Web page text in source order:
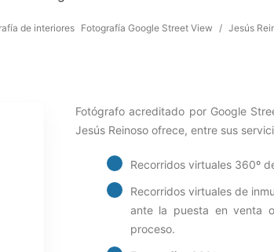
de interiores Fotografía Google Street View / Jesús
Fotógrafo acreditado por Google
Jesús Reinoso ofrece, entre sus
Recorridos virtuales 360º
Recorridos virtuales de
ante la puesta en venta
proceso.